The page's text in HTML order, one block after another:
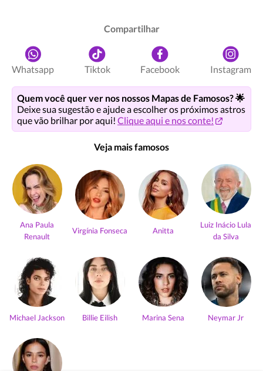
Compartilhar
Whatsapp Tiktok Facebook Instagram
Quem você quer ver nos nossos Mapas de Famosos? 🌟
Deixe sua sugestão e ajude a escolher os próximos astros
que vão brilhar por aqui! Clique aqui e nos conte!
Veja mais famosos
Ana Paula
Renault
Virgínia Fonseca Anitta
Luiz Inácio Lula
da Silva
Michael Jackson Billie Eilish Marina Sena Neymar Jr